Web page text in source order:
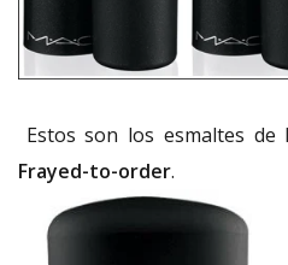
Estos son los esmaltes de
Frayed-to-order.